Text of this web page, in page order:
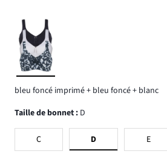
bleu foncé imprimé + bleu foncé + blanc
Taille de bonnet : D
C D E